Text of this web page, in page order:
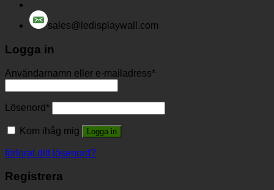
sales@ledisplaywall.com
Logga in
Användarnamn eller e-mailadress*
Lösenord*
Kom ihåg mig Logga in
förlorat ditt lösenord?
Registrera